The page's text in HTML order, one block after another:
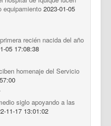
equipamiento 2023-01-05
recién nacida del año
05 17:08:38
homenaje del Servicio
siglo apoyando a las
11-17 13:01:02